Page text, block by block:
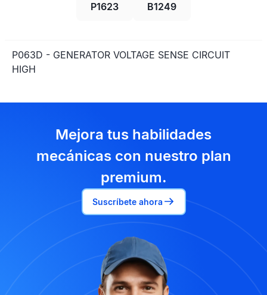
P1623 B1249
P063D - GENERATOR VOLTAGE SENSE CIRCUIT
HIGH
Mejora tus habilidades
mecánicas con nuestro plan
premium.
Suscríbete ahora